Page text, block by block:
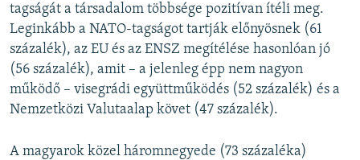
tagságát a társadalom többsége pozitívan ítéli meg.
Leginkább a NATO-tagságot tartják előnyösnek (61
százalék), az EU és az ENSZ megítélése hasonlóan jó
(56 százalék), amit – a jelenleg épp nem nagyon
működő – visegrádi együttműködés (52 százalék) és a
Nemzetközi Valutaalap követ (47 százalék).
A magyarok közel háromnegyede (73 százaléka)